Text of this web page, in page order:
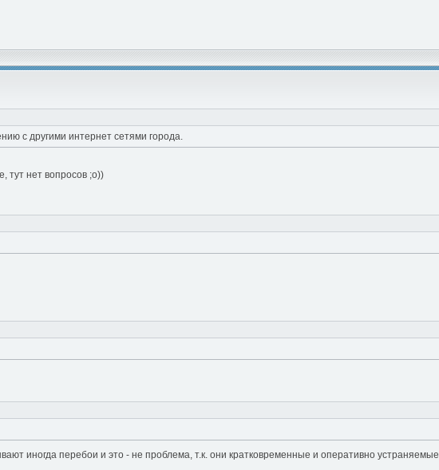
с другими интернет сетями города.
тут нет вопросов ;о))
иногда перебои и это - не проблема, т.к. они кратковременные и оперативно устраняемые